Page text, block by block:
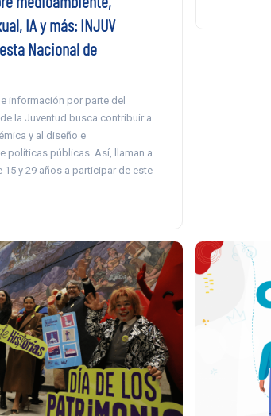
IA y más: INJUV
Nacional de
información por parte del
la Juventud busca contribuir a
y al diseño e
políticas públicas. Así, llaman a
15 y 29 años a participar de este